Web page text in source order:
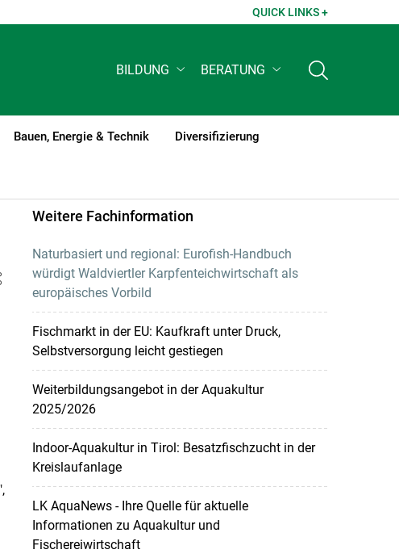
QUICK LINKS +
BILDUNG BERATUNG
Bauen, Energie & Technik Diversifizierung
Weitere Fachinformation
Naturbasiert und regional: Eurofish-Handbuch
würdigt Waldviertler Karpfenteichwirtschaft als
europäisches Vorbild
Fischmarkt in der EU: Kaufkraft unter Druck,
Selbstversorgung leicht gestiegen
Weiterbildungsangebot in der Aquakultur
2025/2026
Indoor-Aquakultur in Tirol: Besatzfischzucht in der
Kreislaufanlage
LK AquaNews - Ihre Quelle für aktuelle
Informationen zu Aquakultur und
Fischereiwirtschaft